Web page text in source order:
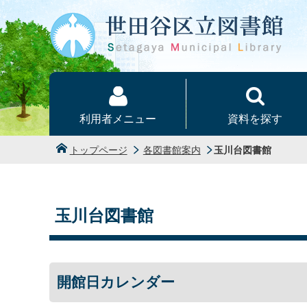
本文へ
利用者メニュー 資料を探す
トップページ 各図書館案内 玉川台図書館
玉川台図書館
開館日カレンダー